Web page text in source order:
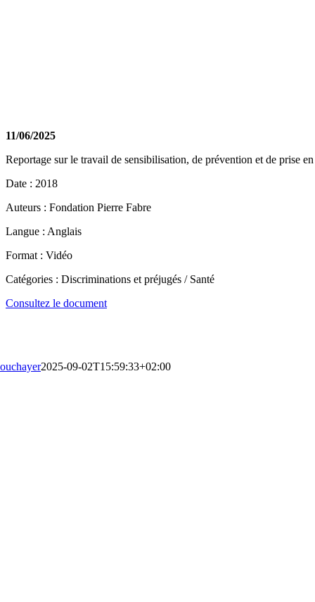
11/06/2025
Reportage sur le travail de sensibilisation, de prévention et de prise
Date : 2018
Auteurs : Fondation Pierre Fabre
Langue : Anglais
Format : Vidéo
Catégories : Discriminations et préjugés / Santé
Consultez le document
2025-09-02T15:59:33+02:00